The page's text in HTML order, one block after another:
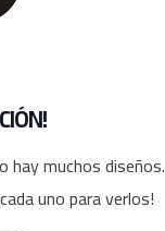
hay muchos diseños.
uno para verlos!